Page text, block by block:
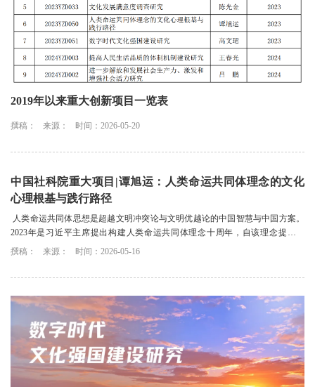
2019年以来重大创新项目一览表
撰稿： 来源： 时间：2026-05-20
中国社科院重大项目|谭旭运：人类命运共同体理念的文化
心理根基与践行路径
人类命运共同体思想是超越文明冲突论与文明优越论的中国智慧与中国方案。
2023年是习近平主席提出构建人类命运共同体理念十周年，自该理念提出以
来，世界各国掀起了人类命运共同体理念的研究...
撰稿： 来源： 时间：2026-05-16